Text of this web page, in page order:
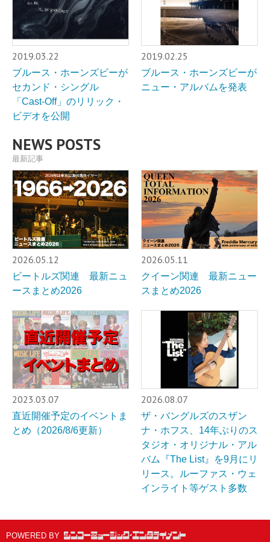
2019.03.22
ブルース・ホーンズビーが
セカンド・シングル
「Cast-Off」のリリック・
ビデオを公開
2019.02.25
ブルース・ホーンズビーが
ニュー・アルバムを発表
NEWS POSTS
最新記事
2026.05.12
ビートルズ関連 最新ニュ
ースまとめ2026
2026.05.11
クイーン関連 最新ニュー
スまとめ2026
2023.03.07
直近開催予定のイベントま
とめ（2026/8/6更新）
2026.08.07
ザ・バングルズのスザン
ナ・ホフス、14年ぶりのス
タジオ・オリジナル・アル
バム『The List』を9月にリ
リース。ルーファス・ウェ
インライト等ゲスト多数
POWERED BY